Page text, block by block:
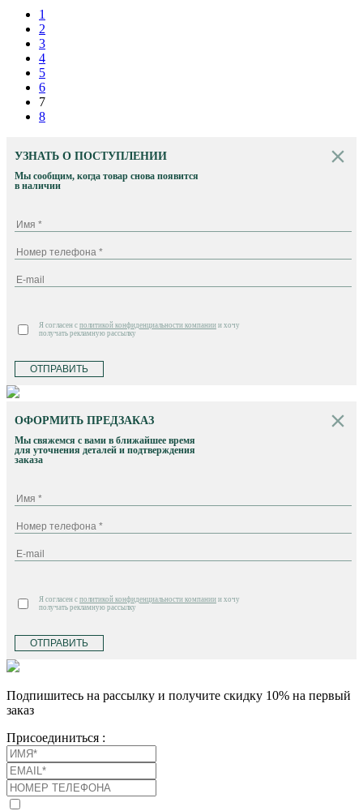
1
2
3
4
5
6
7
8
УЗНАТЬ О ПОСТУПЛЕНИИ
Мы сообщим, когда товар снова появится
в наличии
Я согласен с политикой конфиденциальности компании и хочу
получать рекламную рассылку
ОТПРАВИТЬ
ОФОРМИТЬ ПРЕДЗАКАЗ
Мы свяжемся с вами в ближайшее время
для уточнения деталей и подтверждения
заказа
Я согласен с политикой конфиденциальности компании и хочу
получать рекламную рассылку
ОТПРАВИТЬ
Подпишитесь на рассылку и получите скидку 10% на первый
заказ
Присоединиться :